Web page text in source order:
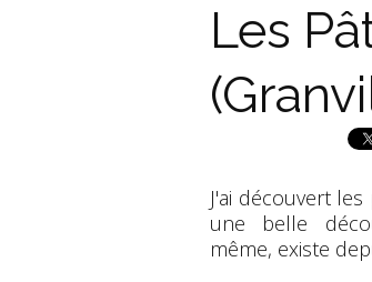
Les
J'ai découvert
une belle
même, existe